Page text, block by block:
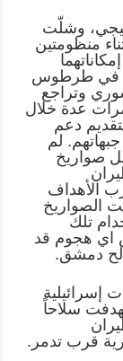
وشلّت
منظومتين
في طرطوس
وتراجع
عدة خلال
دعم
لم
صواريخ
الأهداف
الصواريخ
تلك
اي هجوم قد
دمشق.
إسرائيلية
سلاحاً
قرب تدمر.